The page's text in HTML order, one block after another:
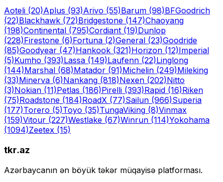
Aoteli (20)Aplus (93)Arivo (55)Barum (98)BFGoodrich
(22)Blackhawk (72)Bridgestone (147)Chaoyang
(198)Continental (795)Cordiant (19)Dunlop
(228)Firestone (6)Fortuna (2)General (23)Goodride
(85)Goodyear (47)Hankook (321)Horizon (12)Imperial
(5)Kumho (393)Lassa (149)Laufenn (22)Linglong
(144)Marshal (68)Matador (91)Michelin (249)Mileking
(33)Minerva (6)Nankang (818)Nexen (202)Nitto
(3)Nokian (11)Petlas (186)Pirelli (393)Rapid (16)Riken
(75)Roadstone (184)RoadX (77)Sailun (966)Superia
(177)Torero (5)Toyo (35)TungaViking (8)Vinmax
(159)Vitour (227)Westlake (67)Winrun (114)Yokohama
(1094)Zeetex (15)
tkr.az
Azərbaycanın ən böyük təkər müqayisə platforması.